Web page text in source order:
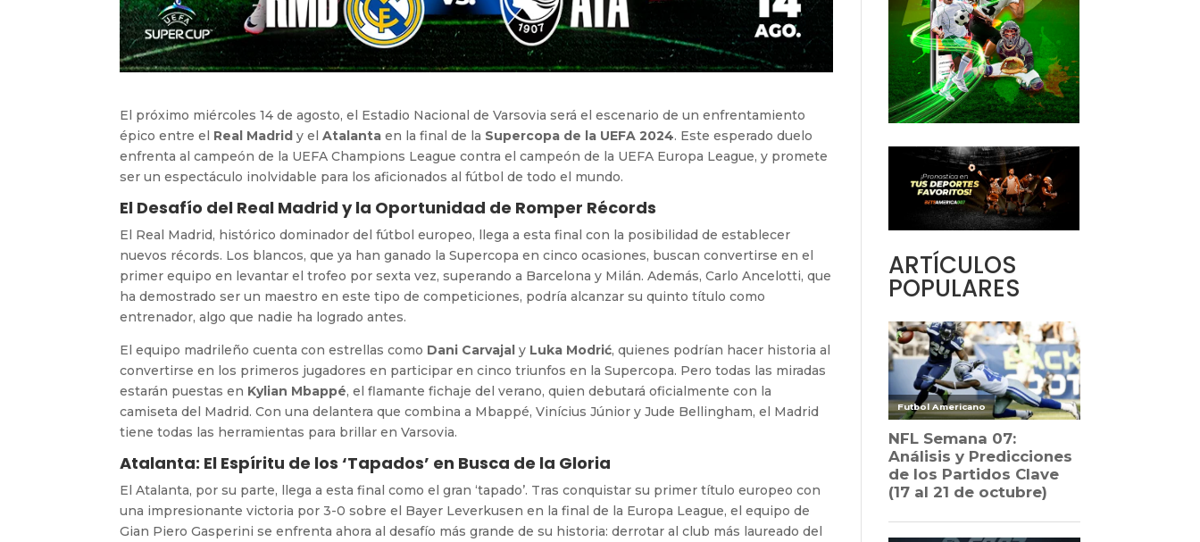
El próximo miércoles 14 de agosto, el Estadio Nacional de Varsovia será el escenario de un enfrentamiento
épico entre el Real Madrid y elAtalanta en la final de la Supercopa de la UEFA 2024. Este esperado duelo
enfrenta al campeón de la UEFA Champions League contra el campeón de la UEFA Europa League, y promete
ser un espectáculo inolvidable para los aficionados al fútbol de todo el mundo.
El Desafío del Real Madrid y la Oportunidad de Romper Récords
El Real Madrid, histórico dominador del fútbol europeo, llega a esta final con la posibilidad de establecer
nuevos récords. Los blancos, que ya han ganado la Supercopa en cinco ocasiones, buscan convertirse en el
primer equipo en levantar el trofeo por sexta vez, superando a Barcelona y Milán. Además, Carlo Ancelotti, que
ha demostrado ser un maestro en este tipo de competiciones, podría alcanzar su quinto título como
entrenador, algo que nadie ha logrado antes.
El equipo madrileño cuenta con estrellas como Dani Carvajal y Luka Modrić, quienes podrían hacer historia al
convertirse en los primeros jugadores en participar en cinco triunfos en la Supercopa. Pero todas las miradas
estarán puestas en Kylian Mbappé, el flamante fichaje del verano, quien debutará oficialmente con la
camiseta del Madrid. Con una delantera que combina a Mbappé, Vinícius Júnior y Jude Bellingham, el Madrid
tiene todas las herramientas para brillar en Varsovia.
Atalanta: El Espíritu de los ‘Tapados’ en Busca de la Gloria
El Atalanta, por su parte, llega a esta final como el gran ‘tapado’. Tras conquistar su primer título europeo con
una impresionante victoria por 3-0 sobre el Bayer Leverkusen en la final de la Europa League, el equipo de
Gian Piero Gasperini se enfrenta ahora al desafío más grande de su historia: derrotar al club más laureado del
ARTÍCULOS
POPULARES